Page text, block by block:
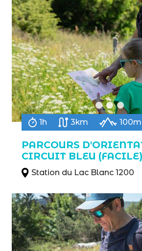
1h 3km 100m
PARCOURS
CIRCUIT BLEU (FACILE)
Station du Lac Blanc 1200